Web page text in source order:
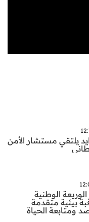
يلتقي مستشار الأمن
الوطنية
بيئية متقدمة
ومتابعة الحياة